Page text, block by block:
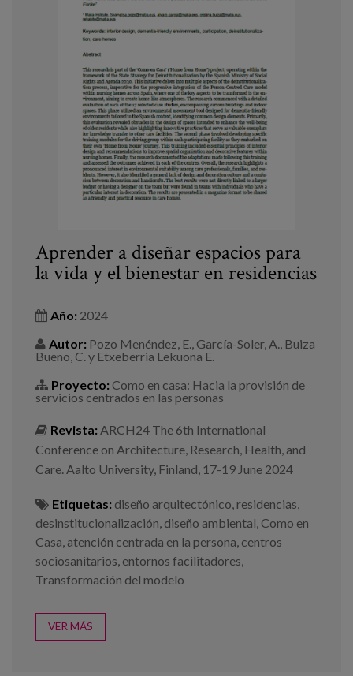
Aprender a diseñar espacios para
la vida y el bienestar en residencias
Año: 2024
Autor: Pozo Menéndez, E., García-Soler, A., Buiza
Bueno, C. y Etxeberria Lekuona E.
Proyecto: Como en casa: Hacia la provisión de
servicios centrados en las personas
Revista: ARCH24 The 6th International
Conference on Architecture, Research, Health, and
Care. Aalto University, Finland, 17-19 June 2024
Etiquetas: diseño arquitectónico,residencias,
desinstitucionalización, diseño ambiental, Como en
Casa, atención centrada en la persona, centros
sociosanitarios, entornos facilitadores,
Transformación del modelo
VER MÁS